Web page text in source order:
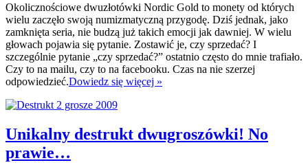
Okolicznościowe dwuzłotówki Nordic Gold to monety od których
wielu zaczęło swoją numizmatyczną przygodę. Dziś jednak, jako
zamknięta seria, nie budzą już takich emocji jak dawniej. W wielu
głowach pojawia się pytanie. Zostawić je, czy sprzedać? I
szczególnie pytanie „czy sprzedać?” ostatnio często do mnie trafiało.
Czy to na mailu, czy to na facebooku. Czas na nie szerzej
odpowiedzieć.Dowiedz się więcej »
zostawić
czy
Unikalny destrukt dwugroszówki! No
prawie…